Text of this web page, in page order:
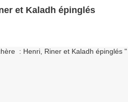
et Kaladh épinglés